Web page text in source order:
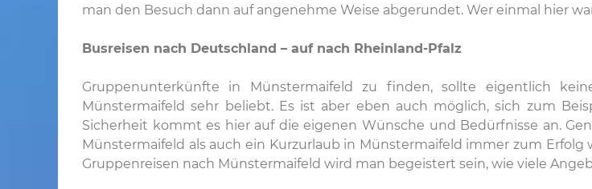
man den Besuch dann auf angenehme Weise abgerundet. Wer einmal hier
Busreisen nach Deutschland – auf nach Rheinland-Pfalz
Gruppenunterkünfte in Münstermaifeld zu finden, sollte eigentlich
Münstermaifeld sehr beliebt. Es ist aber eben auch möglich, sich zum
Sicherheit kommt es hier auf die eigenen Wünsche und Bedürfnisse an.
Münstermaifeld als auch ein Kurzurlaub in Münstermaifeld immer zum
Gruppenreisen nach Münstermaifeld wird man begeistert sein, wie viele